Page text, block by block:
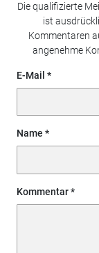
Die qualifizierte
ist
Kommentaren
angenehme
E-Mail
Name
Kommentar